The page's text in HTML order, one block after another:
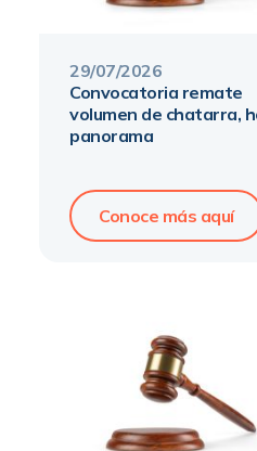
29/07/2026
convocatoria remate
volumen de chatarra,
panorama
Conoce más aquí